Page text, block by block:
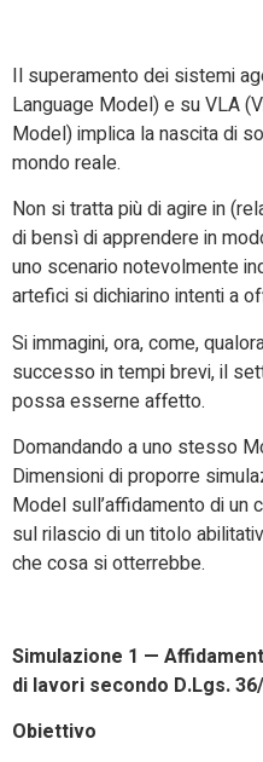
Il superamento dei sistemi
Language Model) e su VLA
Model) implica la nascita di
mondo reale.
Non si tratta più di agire in
di bensì di apprendere in
uno scenario notevolmente
artefici si dichiarino intenti a
Si immagini, ora, come,
successo in tempi brevi, il
possa esserne affetto.
Domandando a uno stesso
Dimensioni di proporre
Model sull’affidamento di un
sul rilascio di un titolo
che cosa si otterrebbe.
Simulazione 1 —
di lavori secondo D.Lgs.
Obiettivo